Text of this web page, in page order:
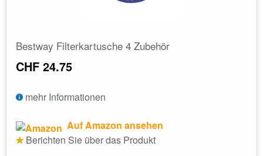
Bestway Filterkartusche 4 Zubehör
CHF 24.75
mehr Informationen
Auf Amazon ansehen
Berichten Sie über das Produkt